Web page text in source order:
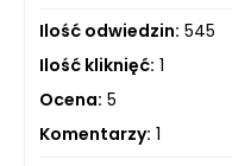
Ilość odwiedzin: 545
Ilość kliknięć: 1
Ocena: 5
Komentarzy: 1